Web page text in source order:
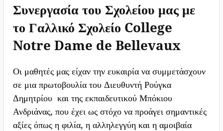
Συνεργασία του Σχολείου μας με
το Γαλλικό Σχολείο College
Notre Dame de Bellevaux
Οι μαθητές μας είχαν την ευκαιρία να συμμετάσχουν
σε μια πρωτοβουλία του Διευθυντή Ρούγκα
Δημητρίου και της εκπαιδευτικού Μπόκιου
Ανδριάνας, που έχει ως στόχο να προάγει σημαντικές
αξίες όπως η φιλία, η αλληλεγγύη και η αμοιβαία